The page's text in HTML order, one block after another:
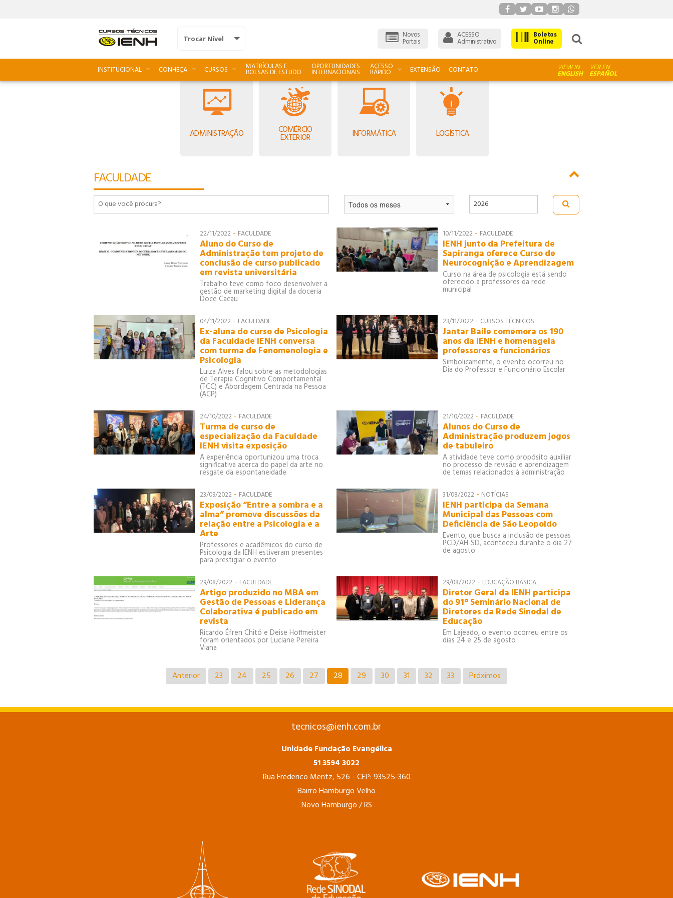
Trocar Nível Novos
Portais
ACESSO
Administrativo
Boletos
Online
INSTITUCIONAL CONHEÇA CURSOS MATRÍCULAS E
BOLSAS DE ESTUDO
OPORTUNIDADES
INTERNACIONAIS
ACESSO
RÁPIDO EXTENSÃO CONTATO VIEW IN
ENGLISH
VER EN
ESPAÑOL
ADMINISTRAÇÃO COMÉRCIO
EXTERIOR INFORMÁTICA LOGÍSTICA
FACULDADE
90
92
93
90
92
22/11/2022 - FACULDADE
Aluno do Curso de
Administração tem projeto de
conclusão de curso publicado
em revista universitária
Trabalho teve como foco desenvolver a
gestão de marketing digital da doceria
Doce Cacau
10/11/2022 - FACULDADE
IENH junto da Prefeitura de
Sapiranga oferece Curso de
Neurocognição e Aprendizagem
Curso na área de psicologia está sendo
oferecido a professores da rede
municipal
04/11/2022 - FACULDADE
Ex-aluna do curso de Psicologia
da Faculdade IENH conversa
com turma de Fenomenologia e
Psicologia
Luiza Alves falou sobre as metodologias
de Terapia Cognitivo Comportamental
(TCC) e Abordagem Centrada na Pessoa
(ACP)
23/11/2022 - CURSOS TÉCNICOS
Jantar Baile comemora os 190
anos da IENH e homenageia
professores e funcionários
Simbolicamente, o evento ocorreu no
Dia do Professor e Funcionário Escolar
24/10/2022 - FACULDADE
Turma de curso de
especialização da Faculdade
IENH visita exposição
A experiência oportunizou uma troca
significativa acerca do papel da arte no
resgate da espontaneidade
21/10/2022 - FACULDADE
Alunos do Curso de
Administração produzem jogos
de tabuleiro
A atividade teve como propósito auxiliar
no processo de revisão e aprendizagem
de temas relacionados à administração
23/09/2022 - FACULDADE
Exposição “Entre a sombra e a
alma” promove discussões da
relação entre a Psicologia e a
Arte
Professores e acadêmicos do curso de
Psicologia da IENH estiveram presentes
para prestigiar o evento
31/08/2022 - NOTÍCIAS
IENH participa da Semana
Municipal das Pessoas com
Deficiência de São Leopoldo
Evento, que busca a inclusão de pessoas
PCD/AH-SD, aconteceu durante o dia 27
de agosto
29/08/2022 - FACULDADE
Artigo produzido no MBA em
Gestão de Pessoas e Liderança
Colaborativa é publicado em
revista
Ricardo Éfren Chitó e Deise Hoffmeister
foram orientados por Luciane Pereira
Viana
29/08/2022 - EDUCAÇÃO BÁSICA
Diretor Geral da IENH participa
do 91° Seminário Nacional de
Diretores da Rede Sinodal de
Educação
Em Lajeado, o evento ocorreu entre os
dias 24 e 25 de agosto
Anterior 23 24 25 26 27 28 29 30 31 32 33 Próximos
tecnicos@ienh.com.br
Unidade Fundação Evangélica
51 3594 3022
Rua Frederico Mentz, 526 - CEP: 93525-360
Bairro Hamburgo Velho
Novo Hamburgo / RS